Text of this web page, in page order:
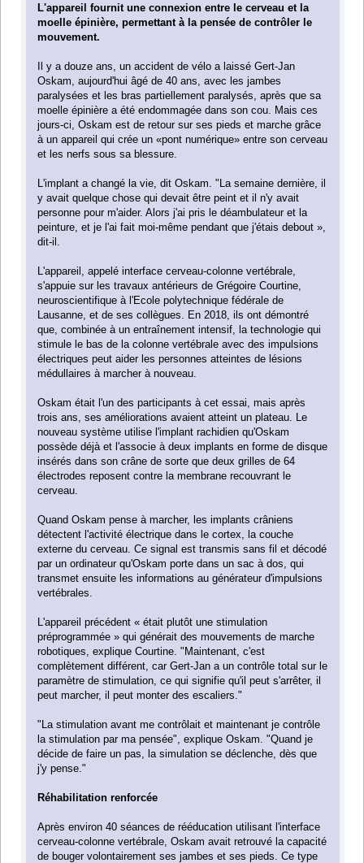
L'appareil fournit une connexion entre le cerveau et la
moelle épinière, permettant à la pensée de contrôler le
mouvement.
Il y a douze ans, un accident de vélo a laissé Gert-Jan
Oskam, aujourd'hui âgé de 40 ans, avec les jambes
paralysées et les bras partiellement paralysés, après que sa
moelle épinière a été endommagée dans son cou. Mais ces
jours-ci, Oskam est de retour sur ses pieds et marche grâce
à un appareil qui crée un «pont numérique» entre son cerveau
et les nerfs sous sa blessure.
L'implant a changé la vie, dit Oskam. "La semaine dernière, il
y avait quelque chose qui devait être peint et il n'y avait
personne pour m'aider. Alors j'ai pris le déambulateur et la
peinture, et je l'ai fait moi-même pendant que j'étais debout »,
dit-il.
L'appareil, appelé interface cerveau-colonne vertébrale,
s'appuie sur les travaux antérieurs de Grégoire Courtine,
neuroscientifique à l'Ecole polytechnique fédérale de
Lausanne, et de ses collègues. En 2018, ils ont démontré
que, combinée à un entraînement intensif, la technologie qui
stimule le bas de la colonne vertébrale avec des impulsions
électriques peut aider les personnes atteintes de lésions
médullaires à marcher à nouveau.
Oskam était l'un des participants à cet essai, mais après
trois ans, ses améliorations avaient atteint un plateau. Le
nouveau système utilise l'implant rachidien qu'Oskam
possède déjà et l'associe à deux implants en forme de disque
insérés dans son crâne de sorte que deux grilles de 64
électrodes reposent contre la membrane recouvrant le
cerveau.
Quand Oskam pense à marcher, les implants crâniens
détectent l'activité électrique dans le cortex, la couche
externe du cerveau. Ce signal est transmis sans fil et décodé
par un ordinateur qu'Oskam porte dans un sac à dos, qui
transmet ensuite les informations au générateur d'impulsions
vertébrales.
L'appareil précédent « était plutôt une stimulation
préprogrammée » qui générait des mouvements de marche
robotiques, explique Courtine. "Maintenant, c'est
complètement différent, car Gert-Jan a un contrôle total sur le
paramètre de stimulation, ce qui signifie qu'il peut s'arrêter, il
peut marcher, il peut monter des escaliers."
"La stimulation avant me contrôlait et maintenant je contrôle
la stimulation par ma pensée", explique Oskam. "Quand je
décide de faire un pas, la simulation se déclenche, dès que
j'y pense."
Réhabilitation renforcée
Après environ 40 séances de rééducation utilisant l'interface
cerveau-colonne vertébrale, Oskam avait retrouvé la capacité
de bouger volontairement ses jambes et ses pieds. Ce type